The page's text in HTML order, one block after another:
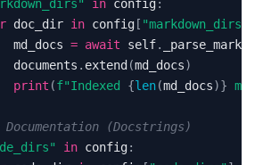
in config:
doc_dir in config [ "markdown_dirs"
md_docs
= await self.
documents
. extend (md_docs)
print (f"Indexed {len(md_docs)}
Documentation (Docstrings)
in config: